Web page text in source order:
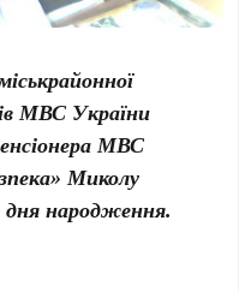
МВС України
МВС
Миколу
дня народження.